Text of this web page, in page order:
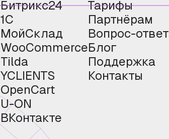
Битрикс24
1С
МойСклад
WooCommerce
Tilda
YCLIENTS
OpenCart
U-ON
ВКонтакте
Тарифы
Партнёрам
Вопрос-ответ
Блог
Поддержка
Контакты